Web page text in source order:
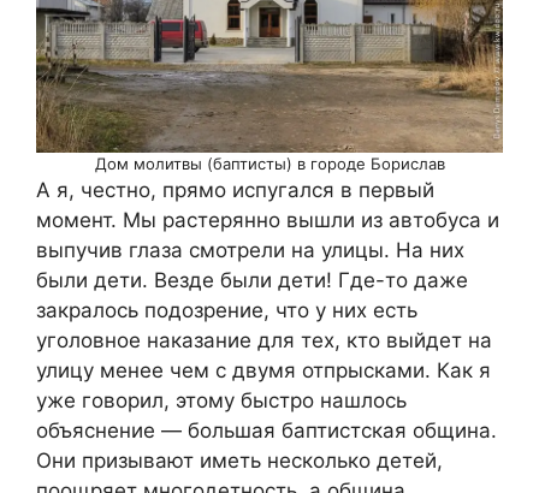
Дом молитвы (баптисты) в городе Борислав
А я, честно, прямо испугался в первый
момент. Мы растерянно вышли из автобуса и
выпучив глаза смотрели на улицы. На них
были дети. Везде были дети! Где-то даже
закралось подозрение, что у них есть
уголовное наказание для тех, кто выйдет на
улицу менее чем с двумя отпрысками. Как я
уже говорил, этому быстро нашлось
объяснение — большая баптистская община.
Они призывают иметь несколько детей,